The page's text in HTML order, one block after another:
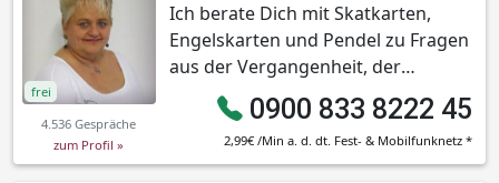
frei
4.536 Gespräche
zum Profil »
Ich berate Dich mit Skatkarten,
Engelskarten und Pendel zu Fragen
aus der Vergangenheit, der
Gegenwart und der Zukunft.
0900 833 8222 45
2,99€ /Min a. d. dt. Fest- & Mobilfunknetz *